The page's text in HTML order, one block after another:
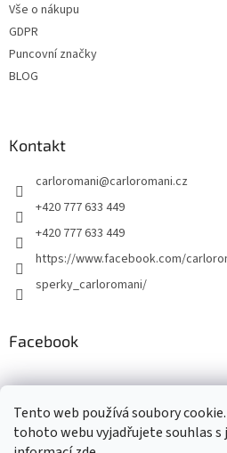
Tento web používá soubory
tohoto webu vyjadřujete souhlas s
Vše o nákupu
GDPR
Puncovní značky
BLOG
Kontakt
carloromani@carloromani.cz
+420 777 633 449
+420 777 633 449
https://www.facebook.com/
sperky_carloromani/
Facebook
Instagram